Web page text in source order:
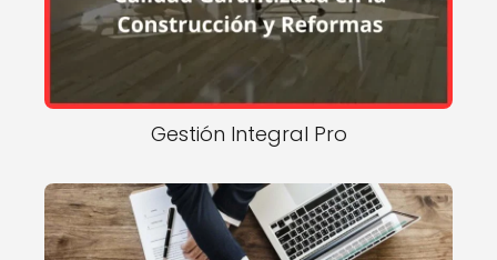
Gestión Integral Pro